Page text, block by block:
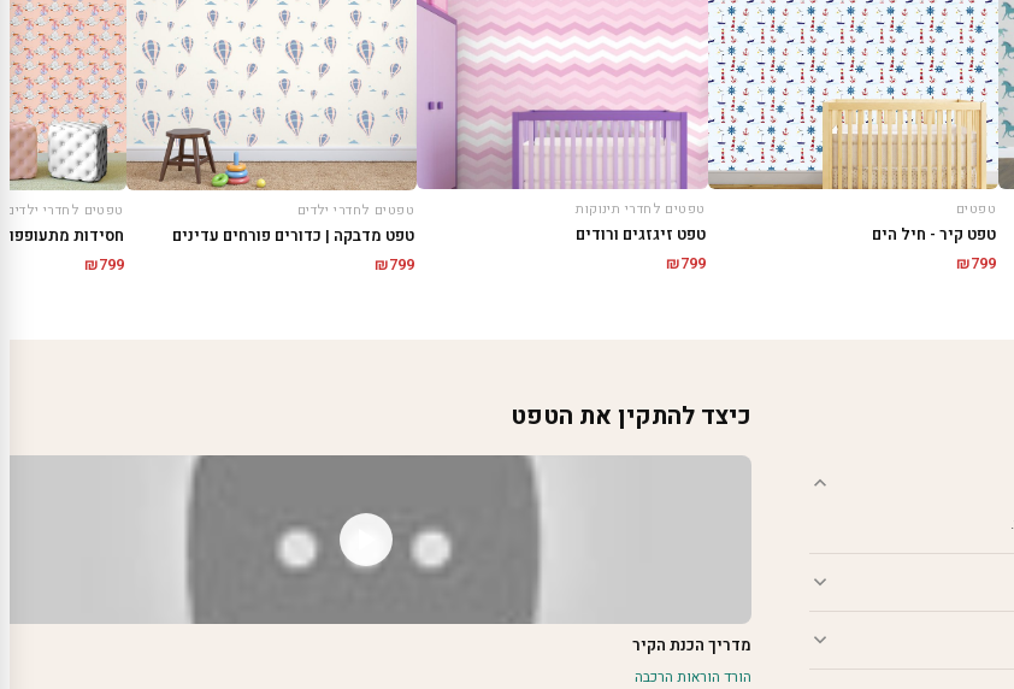
טפטים
טפט קיר - חיל הים
₪799
טפטים לחדרי תינוקות
טפט זיגזגים ורודים
₪799
טפטים לחדרי ילדים
טפט מדבקה | כדורים פורחים עדינים
₪799
טפטים לחדרי ילדים
חסידות
₪799
כיצד להתקין את הטפט
מדריך הכנת הקיר
הורד הוראות הרכבה